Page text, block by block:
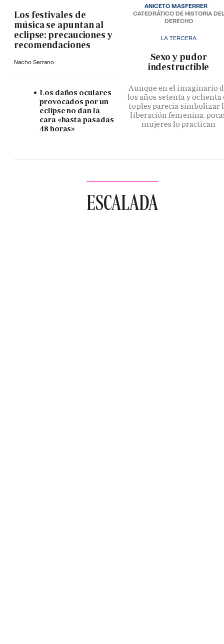
Los festivales de
música se apuntan al
eclipse: precauciones y
recomendaciones
Nacho Serrano
Los daños oculares
provocados por un
eclipse no dan la
cara «hasta pasadas
48 horas»
LA TERCERA
­Sexo y pudor
indestructible
Aunque en el imaginario
los años setenta y ochenta
toples parecía simbolizar
liberación femenina,
mujeres lo practican
ANICETO MASFERRER
CATEDRÁTICO DE HISTORIA DEL
DERECHO
ESCALADA